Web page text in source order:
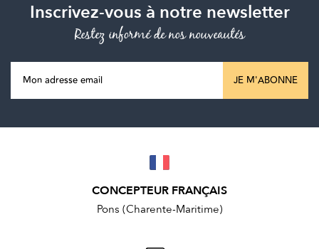
Inscrivez-vous à notre newsletter
Restez informé de nos nouveautés
JE M'ABONNE
CONCEPTEUR FRANÇAIS
Pons (Charente-Maritime)